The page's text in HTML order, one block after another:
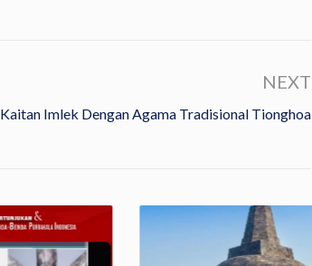
NEXT
Kaitan Imlek Dengan Agama Tradisional Tionghoa